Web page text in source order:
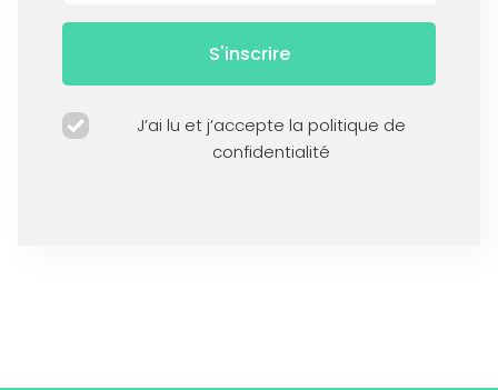
S'inscrire
J’ai lu et j’accepte la politique de
confidentialité